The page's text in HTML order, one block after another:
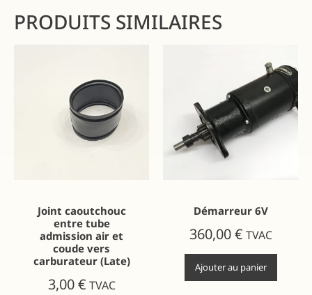
PRODUITS SIMILAIRES
Joint caoutchouc
entre tube
admission air et
coude vers
carburateur (Late)
3,00€ TVAC
Démarreur 6V
360,00€ TVAC
Ajouter au panier